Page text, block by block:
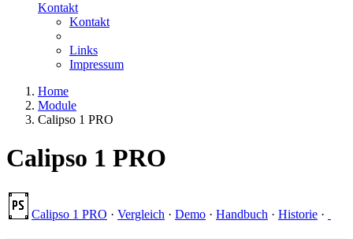
Kontakt
Kontakt
Links
Impressum
Home
Module
Calipso 1 PRO
Calipso 1 PRO
Calipso 1 PRO · Vergleich · Demo · Handbuch · Historie ·